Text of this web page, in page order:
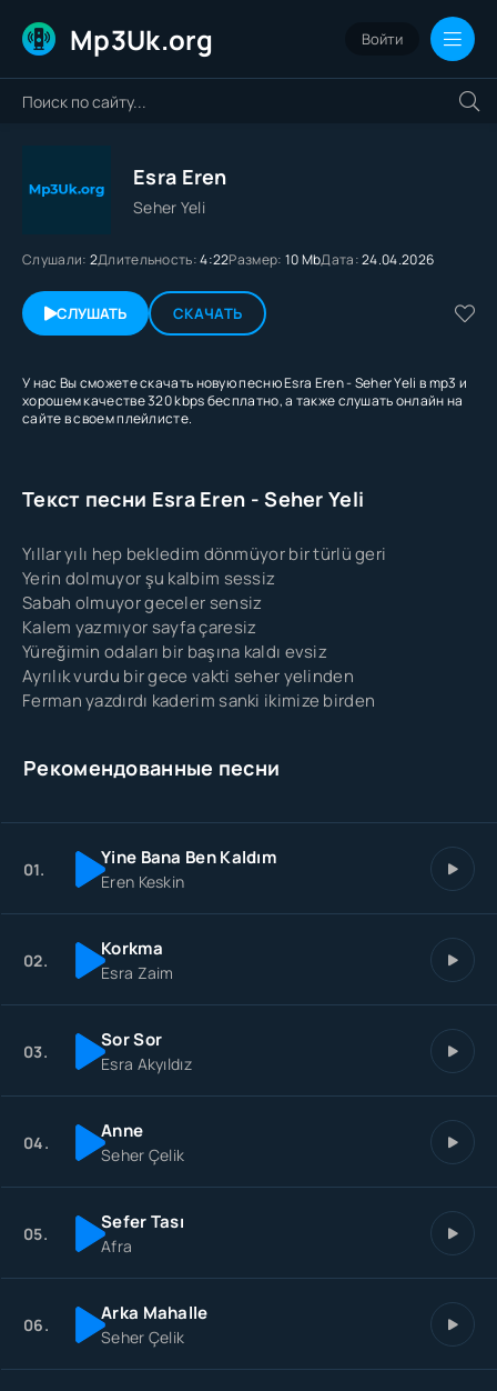
Mp3Uk.org Войти
Esra Eren
Seher Yeli
Слушали: 2Длительность:4:22Размер: 10 MbДата:24.04.2026
СЛУШАТЬ СКАЧАТЬ
У нас Вы сможете скачать новую песню Esra Eren - Seher Yeli в mp3 и
хорошем качестве 320 kbps бесплатно, а также слушать онлайн на
сайте в своем плейлисте.
Текст песни Esra Eren - Seher Yeli
Yıllar yılı hep bekledim dönmüyor bir türlü geri
Yerin dolmuyor şu kalbim sessiz
Sabah olmuyor geceler sensiz
Kalem yazmıyor sayfa çaresiz
Yüreğimin odaları bir başına kaldı evsiz
Ayrılık vurdu bir gece vakti seher yelinden
Ferman yazdırdı kaderim sanki ikimize birden
Рекомендованные песни
01. Yine Bana Ben Kaldım
Eren Keskin
02. Korkma
Esra Zaim
03. Sor Sor
Esra Akyıldız
04. Anne
Seher Çelik
05. Sefer Tası
Afra
06. Arka Mahalle
Seher Çelik